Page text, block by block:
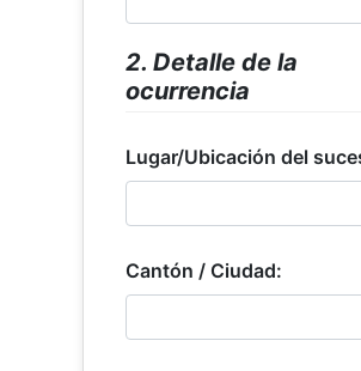
2. Detalle de la
ocurrencia
Lugar/Ubicación del
Cantón / Ciudad: